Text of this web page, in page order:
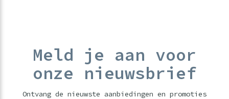
Meld je aan voor
onze nieuwsbrief
Ontvang de nieuwste aanbiedingen en promoties